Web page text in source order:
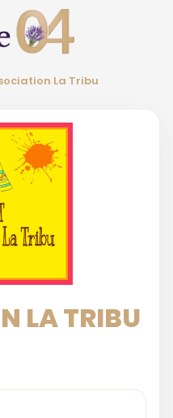
La Tribu
LA TRIBU